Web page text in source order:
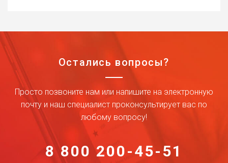
Остались вопросы?
Просто позвоните нам или напишите на электронную
почту и наш специалист проконсультирует вас по
любому вопросу!
8 800 200-45-51